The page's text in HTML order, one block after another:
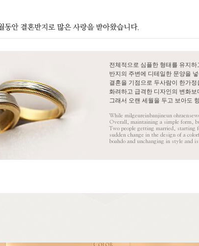
동안 결혼반지로 많은 사랑을 받아왔습니다.
전체적으로 심플한 형태를 유지하
반지의 주변에 디테일한 문양을
결혼을 기점으로 두사람이 한가
화려하고 급격한 디자인의 변화
그래서 오랜 세월을 두고 보아도
While milgeureinbanjineun
Overall, maintaining a simple form,
Two people getting married, starting
sudden change in the design of a
boahdo and unchanging in style and is